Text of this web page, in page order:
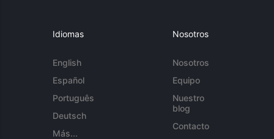
Idiomas
English
Español
Português
Deutsch
Más...
Nosotros
Nosotros
Equipo
Nuestro
blog
Contacto